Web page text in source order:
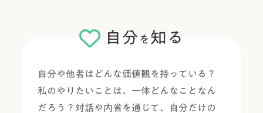
自分 を 知る
自分や他者はどんな価値観を持っている？
私のやりたいことは、一体どんなことなん
だろう？対話や内省を通じて、自分だけの